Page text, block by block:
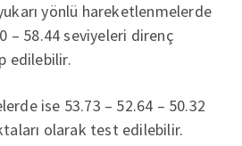
yönlü hareketlenmelerde
– 58.44 seviyeleri direnç
edilebilir.
ise 53.73 – 52.64 – 50.32
olarak test edilebilir.